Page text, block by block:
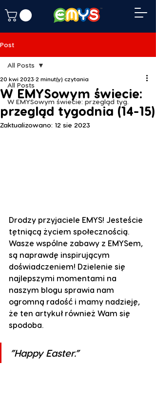
Post
All Posts
W EMYSowym świecie: przegląd tyg.
All Posts
W EMYSowym świecie:
przegląd tygodnia (14-15)
20 kwi 2023 2 minut(y) czytania
Zaktualizowano: 12 sie 2023
Drodzy przyjaciele EMYS! Jesteście
tętniącą życiem społecznością.
Wasze wspólne zabawy z EMYSem,
są naprawdę inspirującym
doświadczeniem! Dzielenie się
najlepszymi momentami na
naszym blogu sprawia nam
ogromną radość i mamy nadzieję,
że ten artykuł również Wam się
spodoba.
”Happy Easter.”